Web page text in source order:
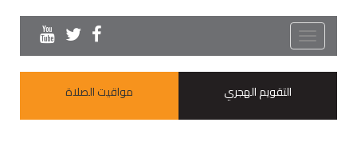
Toggle
navigation
التقويم الهجري
مواقيت الصلاة